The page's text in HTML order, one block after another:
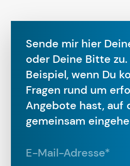
Sende mir hier
oder Deine Bitte zu.
Beispiel, wenn Du
Fragen rund um
Angebote hast, auf
gemeinsam